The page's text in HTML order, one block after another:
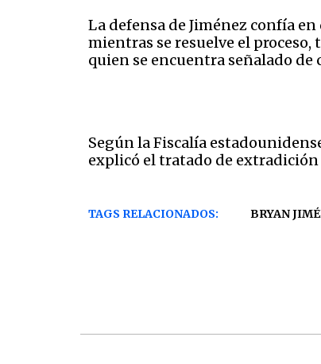
La defensa de Jiménez confía
mientras se resuelve el
quien se encuentra señalado de
Según la Fiscalía
explicó el tratado de
TAGS RELACIONADOS: BRYAN